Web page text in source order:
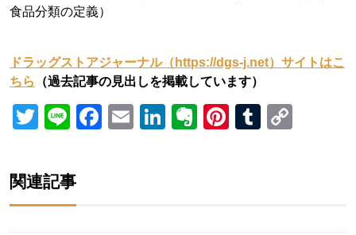
食品分類の定義）
ドラッグストアジャーナル（https://dgs-j.net）サイトはこ
ちら
（過去記事の見出しを掲載しています）
Twitter
LineFacebook
EmailLinkedIn
Evernote
Pinterest
Tumblr
関連記事